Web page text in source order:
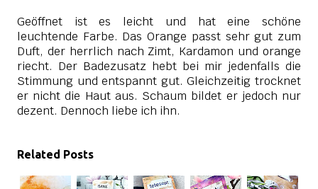
Geöffnet ist es leicht und hat eine schöne
leuchtende Farbe. Das Orange passt sehr gut zum
Duft, der herrlich nach Zimt, Kardamon und orange
riecht. Der Badezusatz hebt bei mir jedenfalls die
Stimmung und entspannt gut. Gleichzeitig trocknet
er nicht die Haut aus. Schaum bildet er jedoch nur
dezent. Dennoch liebe ich ihn.
Related Posts